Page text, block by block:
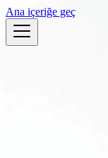
Ana içeriğe geç